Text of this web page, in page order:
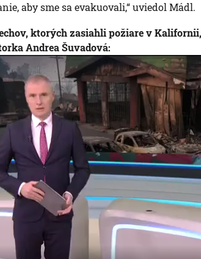
aby sme sa evakuovali,“ uviedol Mádl.
ktorých zasiahli požiare v
Andrea Šuvadová: